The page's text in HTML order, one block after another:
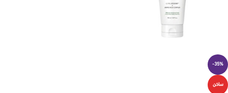
-35%
ساخن